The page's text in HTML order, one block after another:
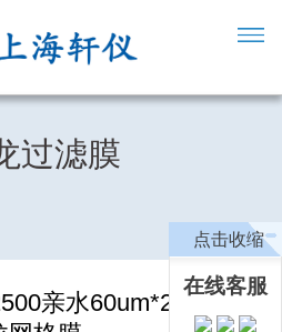
过滤膜
亲水60um*25mm尼
点击收缩
在线客服